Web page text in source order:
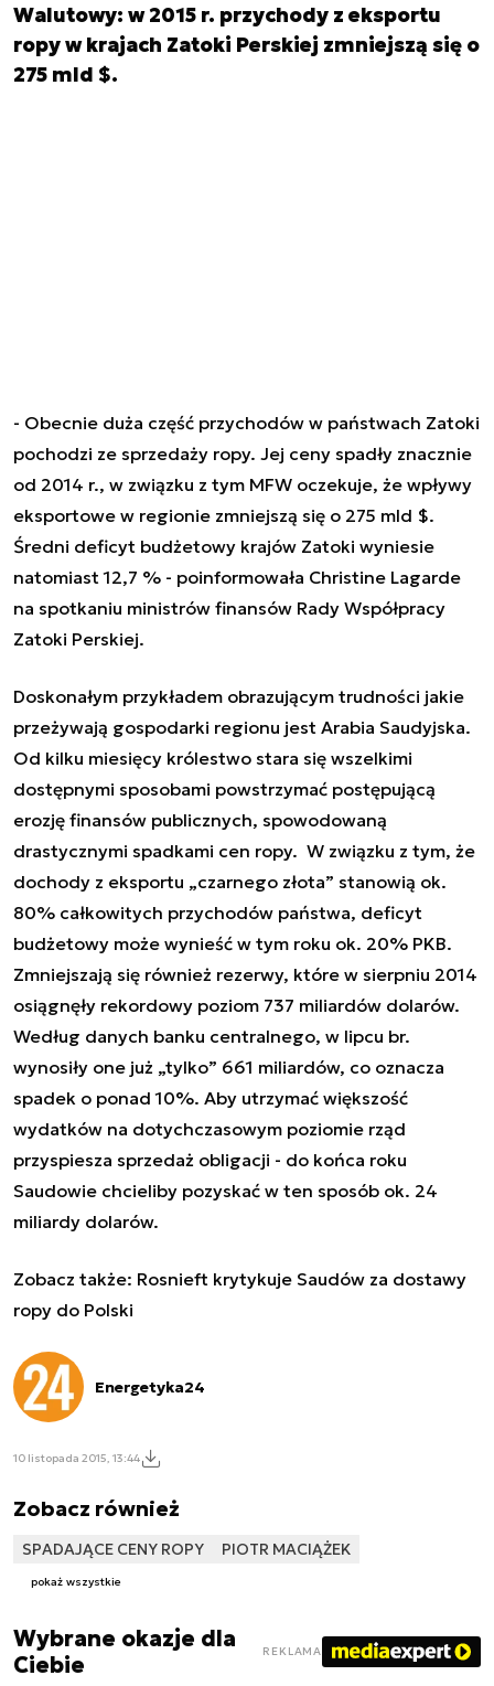
Walutowy: w 2015 r. przychody z eksportu
ropy w krajach Zatoki Perskiej zmniejszą się o
275 mld $.
- Obecnie duża część przychodów w państwach Zatoki
pochodzi ze sprzedaży ropy. Jej ceny spadły znacznie
od 2014 r., w związku z tym MFW oczekuje, że wpływy
eksportowe w regionie zmniejszą się o 275 mld $.
Średni deficyt budżetowy krajów Zatoki wyniesie
natomiast 12,7 % - poinformowała Christine Lagarde
na spotkaniu ministrów finansów Rady Współpracy
Zatoki Perskiej.
Doskonałym przykładem obrazującym trudności jakie
przeżywają gospodarki regionu jest Arabia Saudyjska.
Od kilku miesięcy królestwo stara się wszelkimi
dostępnymi sposobami powstrzymać postępującą
erozję finansów publicznych, spowodowaną
drastycznymi spadkami cen ropy. W związku z tym, że
dochody z eksportu „czarnego złota” stanowią ok.
80% całkowitych przychodów państwa, deficyt
budżetowy może wynieść w tym roku ok. 20% PKB.
Zmniejszają się również rezerwy, które w sierpniu 2014
osiągnęły rekordowy poziom 737 miliardów dolarów.
Według danych banku centralnego, w lipcu br.
wynosiły one już „tylko” 661 miliardów, co oznacza
spadek o ponad 10%. Aby utrzymać większość
wydatków na dotychczasowym poziomie rząd
przyspiesza sprzedaż obligacji - do końca roku
Saudowie chcieliby pozyskać w ten sposób ok. 24
miliardy dolarów.
Zobacz także: Rosnieft krytykuje Saudów za dostawy
ropy do Polski
Energetyka24
10 listopada 2015, 13:44
Zobacz również
SPADAJĄCE CENY ROPY PIOTR MACIĄŻEK
pokaż wszystkie
Wybrane okazje dla
Ciebie
REKLAMA